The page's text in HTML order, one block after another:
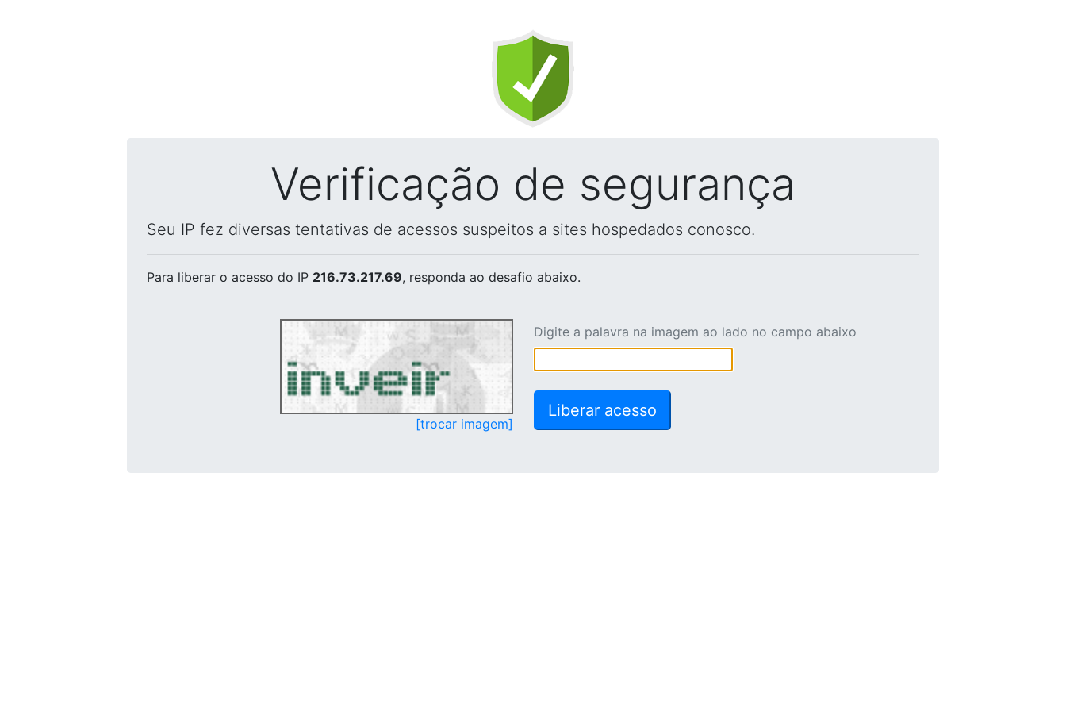
Verificação de segurança
Seu IP fez diversas tentativas de acessos suspeitos a sites hospedados conosco.
Para liberar o acesso do IP 216.73.217.69, responda ao desafio abaixo.
[trocar imagem]
Digite a palavra na imagem ao lado no campo abaixo